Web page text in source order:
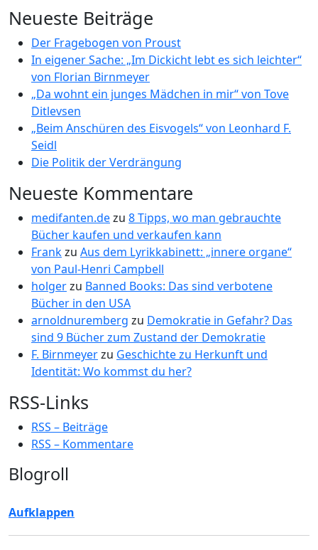
Neueste Beiträge
Der Fragebogen von Proust
In eigener Sache: „Im Dickicht lebt es sich leichter“
von Florian Birnmeyer
„Da wohnt ein junges Mädchen in mir“ von Tove
Ditlevsen
„Beim Anschüren des Eisvogels“ von Leonhard F.
Seidl
Die Politik der Verdrängung
Neueste Kommentare
medifanten.dezu 8 Tipps, wo man gebrauchte
Bücher kaufen und verkaufen kann
Frankzu Aus dem Lyrikkabinett: „innere organe“
von Paul-Henri Campbell
holgerzu Banned Books: Das sind verbotene
Bücher in den USA
arnoldnuremberg zu Demokratie in Gefahr? Das
sind 9 Bücher zum Zustand der Demokratie
F. Birnmeyerzu Geschichte zu Herkunft und
Identität: Wo kommst du her?
RSS-Links
RSS – Beiträge
RSS – Kommentare
Blogroll
Aufklappen